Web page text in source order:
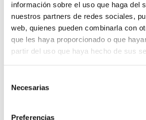
información sobre el uso que haga del
nuestros partners de redes sociales,
web, quienes pueden combinarla con
que les haya proporcionado o que
partir del uso que haya hecho de sus
Necesarias
Preferencias
Creamos espacios únicos con
para cualquier proyecto.
Nuestro equipo de ingenieros y
está listo para asesorarte